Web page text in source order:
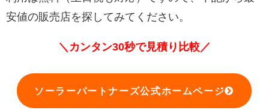
安値の販売店を探してみてください。
＼カンタン30秒で見積り比較／
ソーラーパートナーズ公式ホームページ